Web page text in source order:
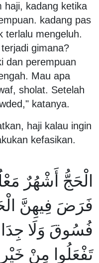
haji, kadang ketika
kadang pas
terlalu mengeluh.
gimana?
dan perempuan
Mau apa
sholat. Setelah
katanya.
haji kalau ingin
kefasikan.
الْحَجُّ أَشْهُرٌ
فَرَضَ فِيهِنَّ
فُسُوقَ وَلَا
تَفْعَلُوا مِنْ خَيْرٍ